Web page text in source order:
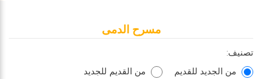
مسرح الدمى
تصنيف:
من الجديد للقديم
من القديم للجديد